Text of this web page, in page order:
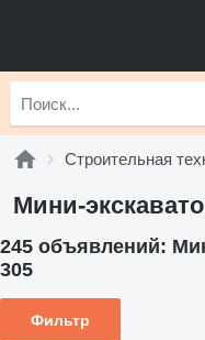
Строительная
Мини-
245 объявлений:
305
Фильтр